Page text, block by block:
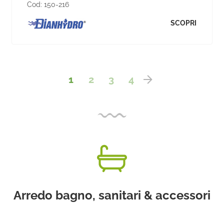
Cod: 150-216
SCOPRI
1 2 3 4
Arredo bagno, sanitari & accessori